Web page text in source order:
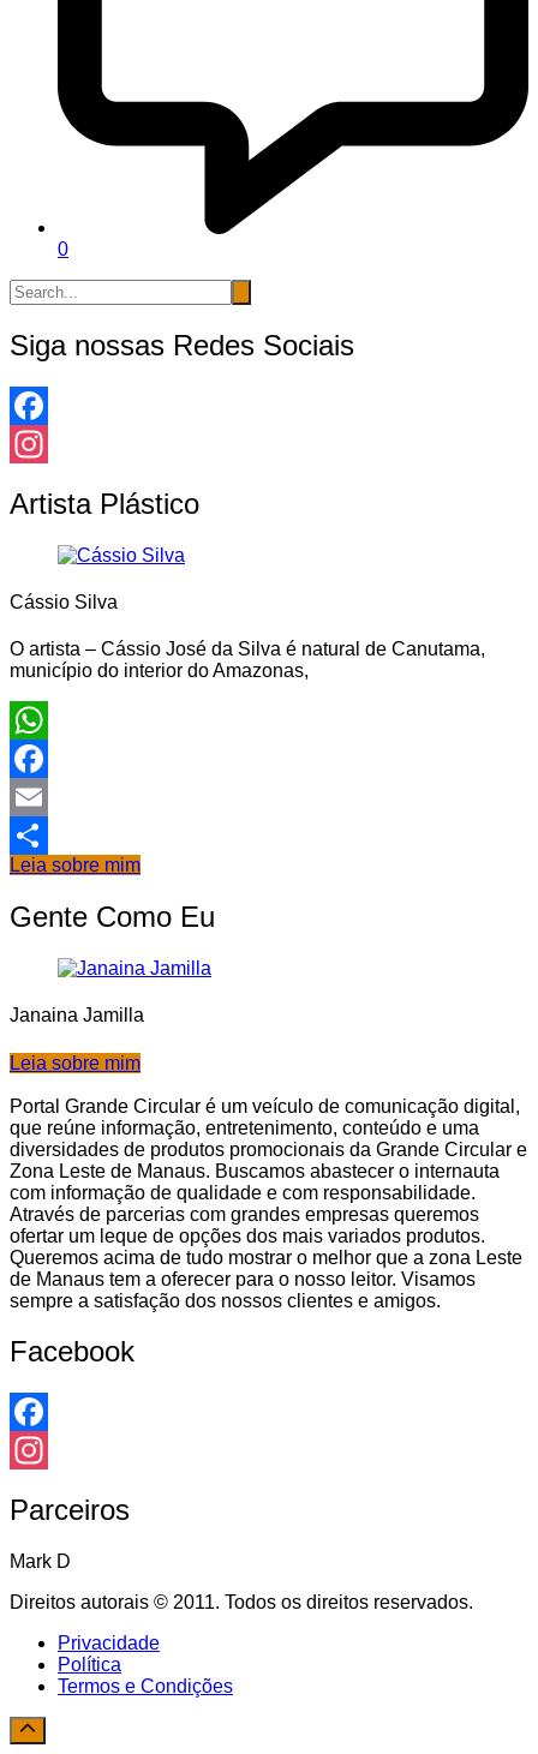
0
Siga nossas Redes Sociais
Facebook
Artista Plástico
Cássio Silva
O artista – Cássio José da Silva é natural de Canutama,
município do interior do Amazonas,
WhatsApp
Facebook
Email
Share
Leia sobre mim
Gente Como Eu
Janaina Jamilla
Leia sobre mim
Portal Grande Circular é um veículo de comunicação digital,
que reúne informação, entretenimento, conteúdo e uma
diversidades de produtos promocionais da Grande Circular e
Zona Leste de Manaus. Buscamos abastecer o internauta
com informação de qualidade e com responsabilidade.
Através de parcerias com grandes empresas queremos
ofertar um leque de opções dos mais variados produtos.
Queremos acima de tudo mostrar o melhor que a zona Leste
de Manaus tem a oferecer para o nosso leitor. Visamos
sempre a satisfação dos nossos clientes e amigos.
Facebook
Facebook
Parceiros
Mark D
Direitos autorais © 2011. Todos os direitos reservados.
Privacidade
Política
Termos e Condições